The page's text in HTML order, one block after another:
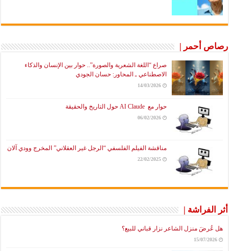
رصاص أحمر |
صراع “اللغة الشعرية والصورة”.. حوار بين الإنسان والذكاء
الاصطناعي ـ المحاور: حسان الجودي
14/03/2026
حوار مع AI Claude حول التاريخ والحقيقة
06/02/2026
مناقشة الفيلم الفلسفي “الرجل غير العقلاني” المخرج وودي آلان
22/02/2025
أثر الفراشة |
هل عُرضَ منزل الشاعر نزار قباني للبيع؟
15/07/2026